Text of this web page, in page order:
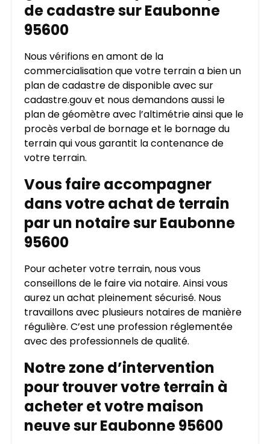
de cadastre sur Eaubonne
95600
Nous vérifions en amont de la
commercialisation que votre terrain a bien un
plan de cadastre de disponible avec sur
cadastre.gouv et nous demandons aussi le
plan de géomètre avec l’altimétrie ainsi que le
procès verbal de bornage et le bornage du
terrain qui vous garantit la contenance de
votre terrain.
Vous faire accompagner
dans votre achat de terrain
par un notaire sur Eaubonne
95600
Pour acheter votre terrain, nous vous
conseillons de le faire via notaire. Ainsi vous
aurez un achat pleinement sécurisé. Nous
travaillons avec plusieurs notaires de manière
régulière. C’est une profession réglementée
avec des professionnels de qualité.
Notre zone d’intervention
pour trouver votre terrain à
acheter et votre maison
neuve sur Eaubonne 95600